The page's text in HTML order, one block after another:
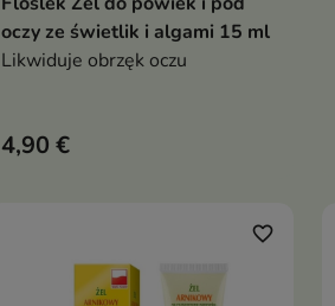
 Dodaj do koszyka
oczy ze świetlik i algami 15 ml
Likwiduje obrzęk oczu
4,90 €
favorite_border